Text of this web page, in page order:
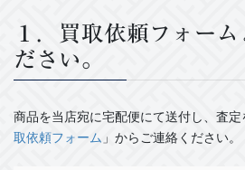
１．買取依頼フォーム
ださい。
商品を当店宛に宅配便にて送付し、査
取依頼フォーム 」からご連絡ください。